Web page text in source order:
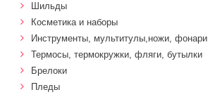
Шильды
Косметика и наборы
Инструменты, мультитулы,ножи, фонари
Термосы, термокружки, фляги, бутылки
Брелоки
Пледы